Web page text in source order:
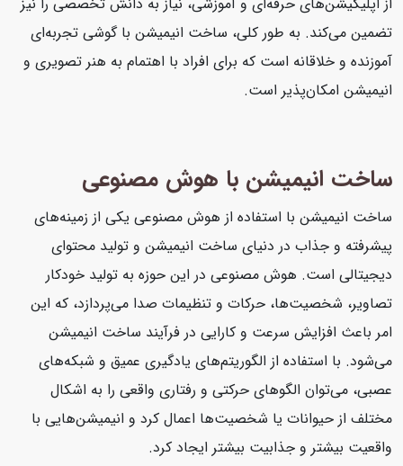
تضمین می‌کند. به طور کلی، ساخت انیمیشن با گوشی تجربه‌ای
آموزنده و خلاقانه است که برای افراد با اهتمام به هنر تصویری و
انیمیشن امکان‌پذیر است.
ساخت انیمیشن با هوش مصنوعی
ساخت انیمیشن با استفاده از هوش مصنوعی یکی از زمینه‌های
پیشرفته و جذاب در دنیای ساخت انیمیشن و تولید محتوای
دیجیتالی است. هوش مصنوعی در این حوزه به تولید خودکار
تصاویر، شخصیت‌ها، حرکات و تنظیمات صدا می‌پردازد، که این
امر باعث افزایش سرعت و کارایی در فرآیند ساخت انیمیشن
می‌شود. با استفاده از الگوریتم‌های یادگیری عمیق و شبکه‌های
عصبی، می‌توان الگوهای حرکتی و رفتاری واقعی را به اشکال
مختلف از حیوانات یا شخصیت‌ها اعمال کرد و انیمیشن‌هایی با
واقعیت بیشتر و جذابیت بیشتر ایجاد کرد.